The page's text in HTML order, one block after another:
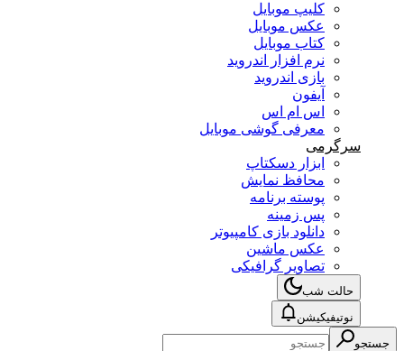
کلیپ موبایل
عکس موبایل
کتاب موبایل
نرم افزار اندروید
بازی اندروید
آیفون
اس ام اس
معرفی گوشی موبایل
سرگرمی
ابزار دسکتاپ
محافظ نمایش
پوسته برنامه
پس زمینه
دانلود بازی کامپیوتر
عکس ماشین
تصاویر گرافیکی
حالت شب
نوتیفیکیشن
جستجو